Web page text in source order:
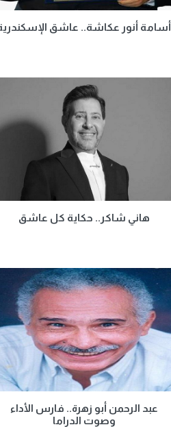
أسامة أنور عكاشة.. عاشق
هاني شاكر.. حكاية كل عاشق
عبد الرحمن أبو زهرة.. فارس الأداء
وصوت الدراما